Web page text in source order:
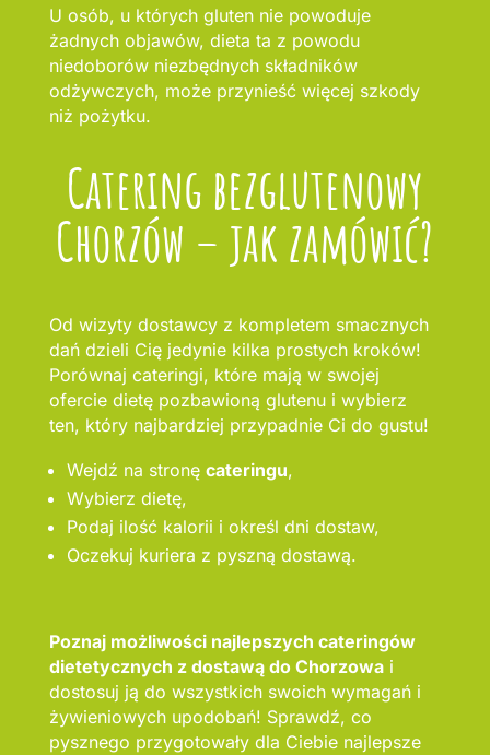
U osób, u których gluten nie powoduje
żadnych objawów, dieta ta z powodu
niedoborów niezbędnych składników
odżywczych, może przynieść więcej szkody
niż pożytku.
Catering bezglutenowy
Chorzów – jak zamówić?
Od wizyty dostawcy z kompletem smacznych
dań dzieli Cię jedynie kilka prostych kroków!
Porównaj cateringi, które mają w swojej
ofercie dietę pozbawioną glutenu i wybierz
ten, który najbardziej przypadnie Ci do gustu!
Wejdź na stronę cateringu,
Wybierz dietę,
Podaj ilość kalorii i określ dni dostaw,
Oczekuj kuriera z pyszną dostawą.
Poznaj możliwości najlepszych cateringów
dietetycznych z dostawą do Chorzowai
dostosuj ją do wszystkich swoich wymagań i
żywieniowych upodobań! Sprawdź, co
pysznego przygotowały dla Ciebie najlepsze